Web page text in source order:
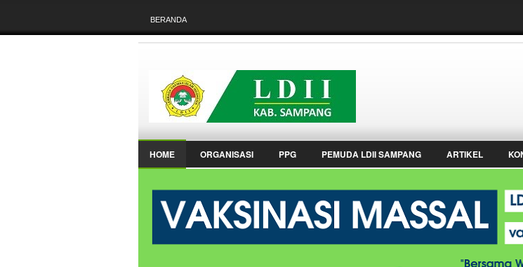
BERANDA
HOME ORGANISASI PPG PEMUDA LDII SAMPANG ARTIKEL